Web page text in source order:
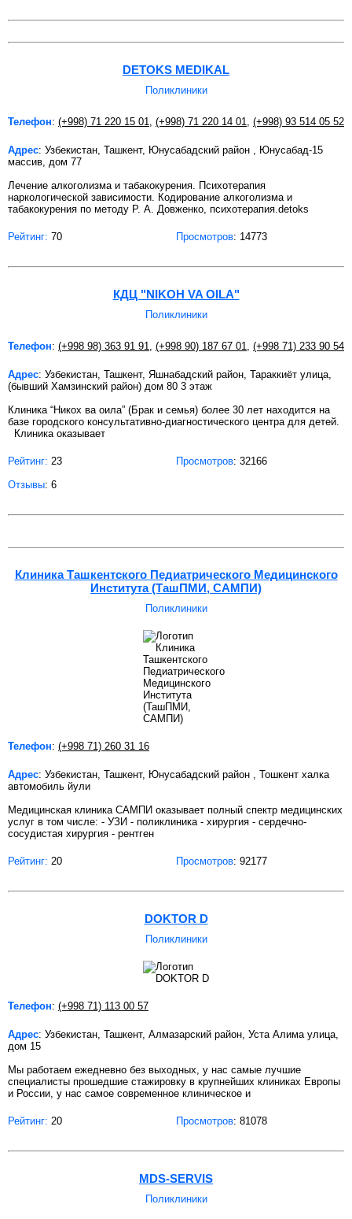
DETOKS MEDIKAL
Поликлиники
Телефон: (+998) 71 220 15 01 (+998) 71 220 14 01 (+998) 93 514 05 52
Адрес: Узбекистан, Ташкент, Юнусабадский район , Юнусабад-15
массив, дом 77
Лечение алкоголизма и табакокурения. Психотерапия
наркологической зависимости. Кодирование алкоголизма и
табакокурения по методу Р. А. Довженко, психотерапия.detoks
Рейтинг: 70 Просмотров: 14773
КДЦ "NIKOH VA OILA"
Поликлиники
Телефон: (+998 98) 363 91 91 (+998 90) 187 67 01 (+998 71) 233 90 54
Адрес: Узбекистан, Ташкент, Яшнабадский район, Тараккиёт улица,
(бывший Хамзинский район) дом 80 3 этаж
Клиника “Никох ва оила” (Брак и семья) более 30 лет находится на
базе городского консультативно-диагностического центра для детей.
Клиника оказывает
Рейтинг: 23 Просмотров: 32166
Отзывы: 6
Клиника Ташкентского Педиатрического Медицинского
Института (ТашПМИ, САМПИ)
Поликлиники
Телефон: (+998 71) 260 31 16
Адрес: Узбекистан, Ташкент, Юнусабадский район , Тошкент халка
автомобиль йули
Медицинская клиника САМПИ оказывает полный спектр медицинских
услуг в том числе: - УЗИ - поликлиника - хирургия - сердечно-
сосудистая хирургия - рентген
Рейтинг: 20 Просмотров: 92177
DOKTOR D
Поликлиники
Телефон: (+998 71) 113 00 57
Адрес: Узбекистан, Ташкент, Алмазарский район, Уста Алима улица,
дом 15
Мы работаем ежедневно без выходных, у нас самые лучшие
специалисты прошедшие стажировку в крупнейших клиниках Европы
и России, у нас самое современное клиническое и
Рейтинг: 20 Просмотров: 81078
MDS-SERVIS
Поликлиники